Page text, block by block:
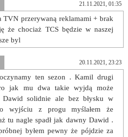
21.11.2021, 01:35
TVN przerywaną reklamami + brak
że chociaż TCS będzie w naszej
byl
20.11.2021, 23:23
ten sezon . Kamil drugi
jak mu dwa takie wyjdą może
solidnie ale bez błysku w
wyjściu z progu myślałem że
tu nagle spadł jak dawny Dawid .
byłem pewny że pójdzie za